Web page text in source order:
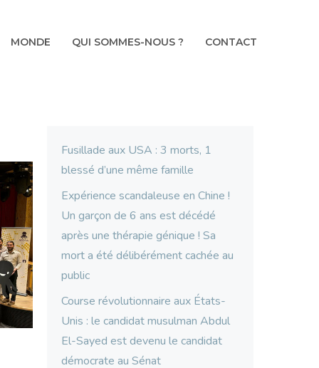
MONDE QUI SOMMES-NOUS ? CONTACT
Fusillade aux USA : 3 morts, 1
blessé d’une même famille
Expérience scandaleuse en Chine !
Un garçon de 6 ans est décédé
après une thérapie génique ! Sa
mort a été délibérément cachée au
public
Course révolutionnaire aux États-
Unis : le candidat musulman Abdul
El-Sayed est devenu le candidat
démocrate au Sénat